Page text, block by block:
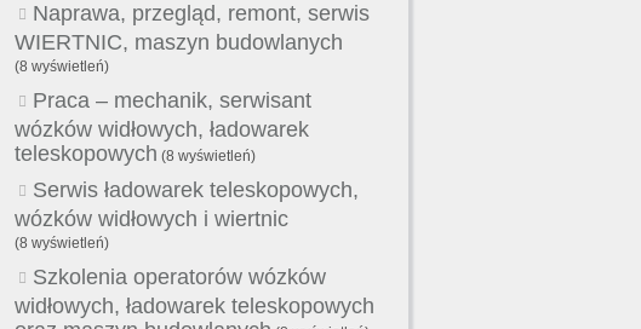
Naprawa, przegląd, remont, serwis
WIERTNIC, maszyn budowlanych
(8 wyświetleń)
Praca – mechanik, serwisant
wózków widłowych, ładowarek
teleskopowych (8 wyświetleń)
Serwis ładowarek teleskopowych,
wózków widłowych i wiertnic
(8 wyświetleń)
Szkolenia operatorów wózków
widłowych, ładowarek teleskopowych